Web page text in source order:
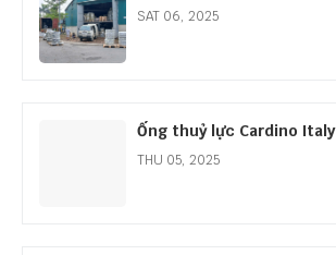
SAT 06, 2025
Ống thuỷ lực Cardino Italy
THU 05, 2025